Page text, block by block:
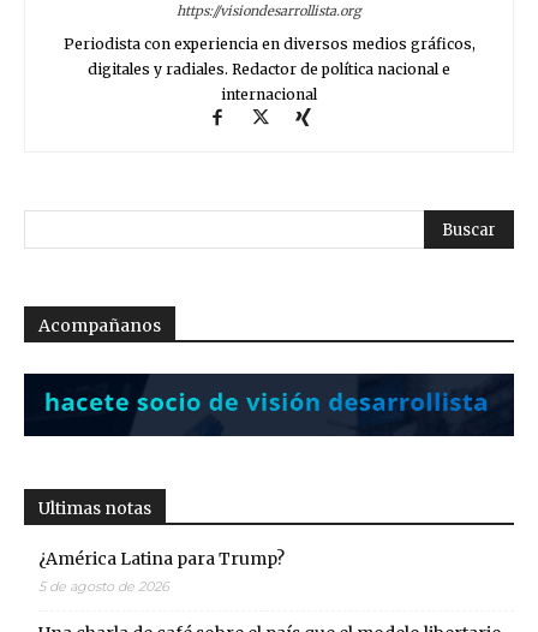
https://visiondesarrollista.org
Periodista con experiencia en diversos medios gráficos,
digitales y radiales. Redactor de política nacional e
internacional
Acompañanos
Ultimas notas
¿América Latina para Trump?
5 de agosto de 2026